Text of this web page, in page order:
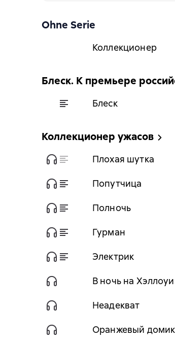
Ohne Serie
Коллекционер
Блеск. К премьере
Блеск
Коллекционер ужасов
Плохая шутка
Попутчица
Полночь
Гурман
Электрик
В ночь на
Неадекват
Оранжевый домик